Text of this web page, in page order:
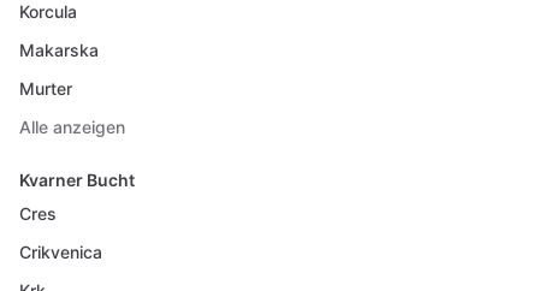
Korcula
Makarska
Murter
Alle anzeigen
Kvarner Bucht
Cres
Crikvenica